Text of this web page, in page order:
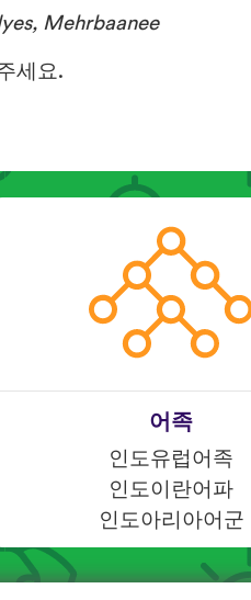
Mehrbaanee
세요.
어족
인도유럽어족
인도이란어파
인도아리아어군